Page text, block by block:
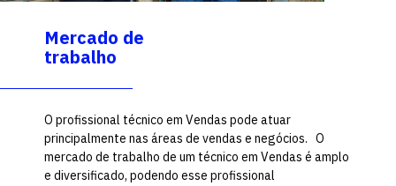
Mercado de
trabalho
O profissional técnico em Vendas pode atuar
principalmente nas áreas de vendas e negócios. O
mercado de trabalho de um técnico em Vendas é amplo
e diversificado, podendo esse profissional